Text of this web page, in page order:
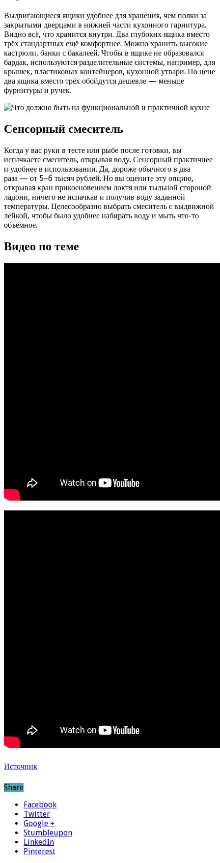
Выдвигающиеся ящики удобнее для хранения, чем полки за
закрытыми дверцами в нижней части кухонного гарнитура.
Видно всё, что хранится внутри. Два глубоких ящика вместо
трёх стандартных ещё комфортнее. Можно хранить высокие
кастрюли, банки с бакалеей. Чтобы в ящике не образовался
бардак, используются разделительные системы, например, для
крышек, пластиковых контейнеров, кухонной утвари. По цене
два ящика вместо трёх обойдутся дешевле — меньше
фурнитуры и ручек.
Сенсорный смеситель
Когда у вас руки в тесте или рыбе после готовки, вы
испачкаете смеситель, открывая воду. Сенсорный практичнее
и удобнее в использовании. Да, дороже обычного в два
раза — от 5–6 тысяч рублей. Но вы оцените эту опцию,
открывая кран прикосновением локтя или тыльной стороной
ладони, ничего не испачкав и получив воду заданной
температуры. Целесообразно выбрать смеситель с выдвижной
лейкой, чтобы было удобнее набирать воду и мыть что-то
объёмное.
Видео по теме
Источник
Share
Facebook
Twitter
Google +
Stumbleupon
LinkedIn
Pinterest